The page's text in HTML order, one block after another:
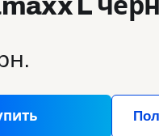
L